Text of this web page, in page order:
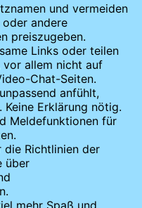
und vermeiden
oder andere
preiszugeben.
Links oder teilen
vor allem nicht auf
Chat-Seiten.
anfühlt,
Erklärung nötig.
Meldefunktionen für
die Richtlinien der
über
mehr Spaß und